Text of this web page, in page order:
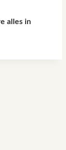
alles in